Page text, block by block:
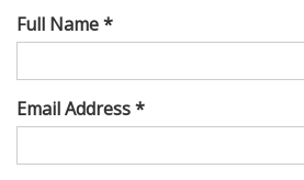
Full Name *
Email Address *